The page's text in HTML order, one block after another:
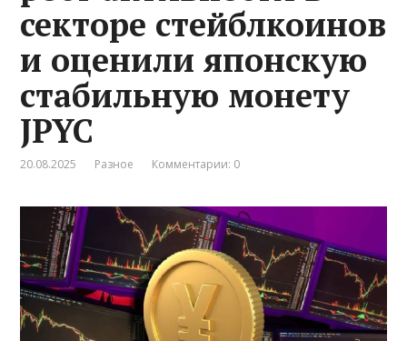
секторе стейблкоинов
и оценили японскую
стабильную монету
JPYC
20.08.2025 Разное Комментарии: 0